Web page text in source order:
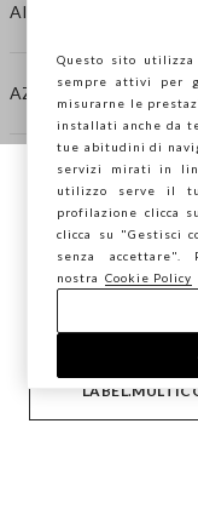
AIUTO
AZIENDA
CONTATTI
STEFANEL LOUNGE
Copyright ©
Stai navigando
salvare la tua
Questo sito utilizza
sempre attivi per
misurarne le
installati anche da
tue abitudini di
servizi mirati in
utilizzo serve il
profilazione clicca
clicca su "Gestisci
senza accettare".
nostra
Cookie Policy